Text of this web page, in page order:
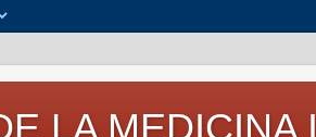
LA MEDICINA